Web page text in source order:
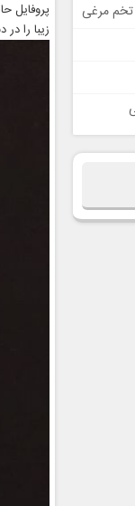
پروفایل
زیبا را